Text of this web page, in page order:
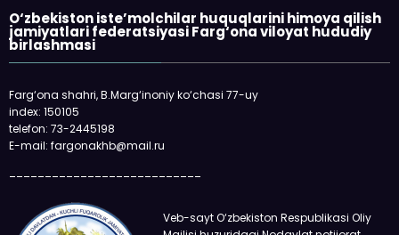
O‘zbekiston iste’molchilar huquqlarini himoya qilish
jamiyatlari federatsiyasi Farg‘ona viloyat hududiy
birlashmasi
Farg‘ona shahri, B.Marg‘inoniy ko‘chasi 77-uy
index: 150105
telefon: 73-2445198
E-mail: fargonakhb@mail.ru
Veb-sayt O‘zbekiston Respublikasi Oliy